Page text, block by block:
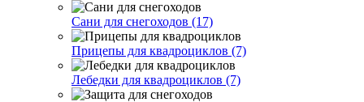
Сани для снегоходов (17)
Прицепы для квадроциклов (7)
Лебедки для квадроциклов (7)